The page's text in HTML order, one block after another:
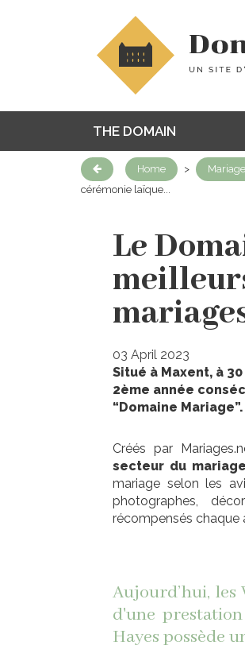
THE DOMAIN
Home >
cérémonie laïque...
Le
03 April 2023
Situé à Maxent, à
2ème année
“Domaine Mariage”.
Créés par
secteur du
mariage selon les
photographes,
récompensés chaque
Aujourd’hui,
d'une
Hayes possède